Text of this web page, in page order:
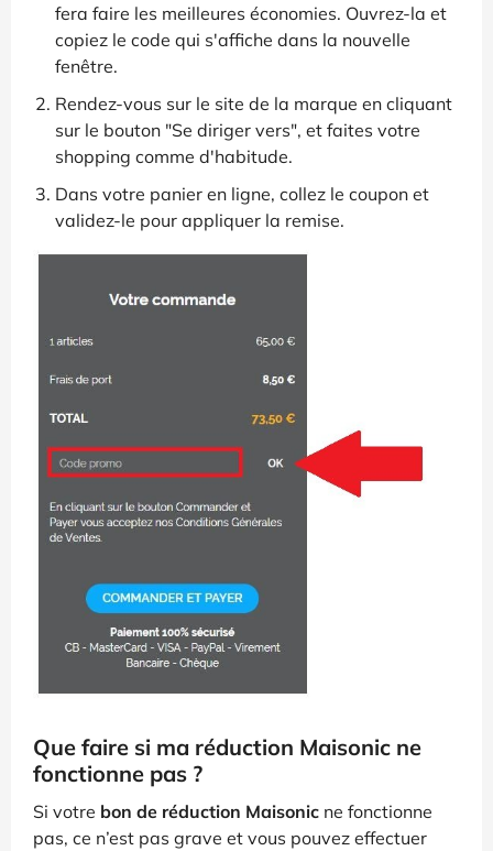
fera faire les meilleures économies. Ouvrez-la et
copiez le code qui s'affiche dans la nouvelle
fenêtre.
Rendez-vous sur le site de la marque en cliquant
sur le bouton "Se diriger vers", et faites votre
shopping comme d'habitude.
Dans votre panier en ligne, collez le coupon et
validez-le pour appliquer la remise.
Que faire si ma réduction Maisonic ne
fonctionne pas ?
Si votre bon de réduction Maisonic ne fonctionne
pas, ce n’est pas grave et vous pouvez effectuer